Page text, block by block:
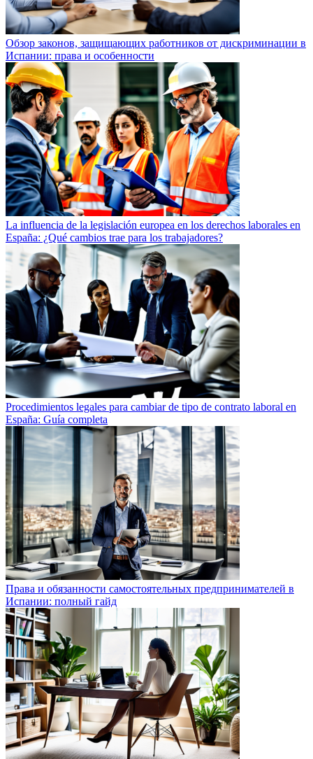
Обзор законов, защищающих работников от дискриминации в
Испании: права и особенности
La influencia de la legislación europea en los derechos laborales en
España: ¿Qué cambios trae para los trabajadores?
Procedimientos legales para cambiar de tipo de contrato laboral en
España: Guía completa
Права и обязанности самостоятельных предпринимателей в
Испании: полный гайд